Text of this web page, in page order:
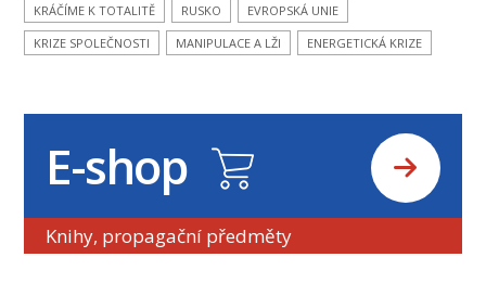
KRÁČÍME K TOTALITĚ
RUSKO
EVROPSKÁ UNIE
KRIZE SPOLEČNOSTI
MANIPULACE A LŽI ENERGETICKÁ KRIZE
E-shop
Knihy, propagační předměty